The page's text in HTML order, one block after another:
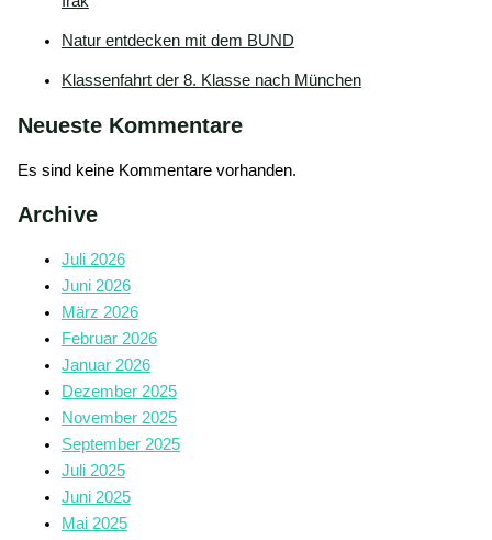
Natur entdecken mit dem BUND
Klassenfahrt der 8. Klasse nach München
Neueste Kommentare
Es sind keine Kommentare vorhanden.
Archive
Juli 2026
Juni 2026
März 2026
Februar 2026
Januar 2026
Dezember 2025
November 2025
September 2025
Juli 2025
Juni 2025
Mai 2025